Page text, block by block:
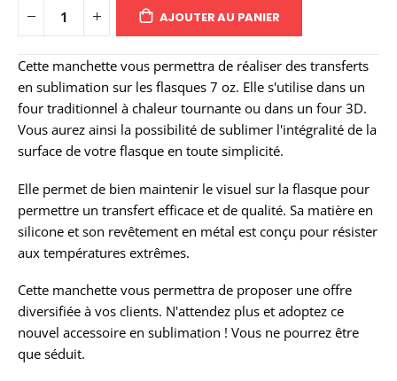
AJOUTER AU PANIER
Cette manchette vous permettra de réaliser des transferts
en sublimation sur les flasques 7 oz. Elle s'utilise dans un
four traditionnel à chaleur tournante ou dans un four 3D.
Vous aurez ainsi la possibilité de sublimer l'intégralité de la
surface de votre flasque en toute simplicité.
Elle permet de bien maintenir le visuel sur la flasque pour
permettre un transfert efficace et de qualité. Sa matière en
silicone et son revêtement en métal est conçu pour résister
aux températures extrêmes.
Cette manchette vous permettra de proposer une offre
diversifiée à vos clients. N'attendez plus et adoptez ce
nouvel accessoire en sublimation ! Vous ne pourrez être
que séduit.